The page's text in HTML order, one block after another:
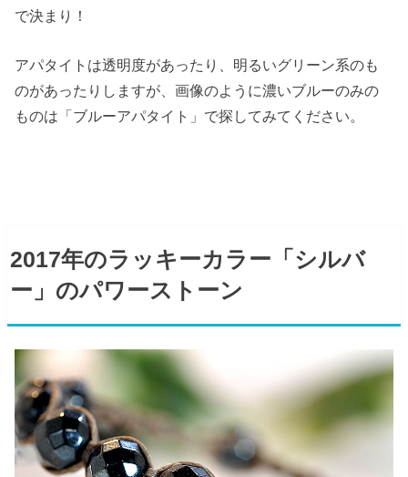
で決まり！
アパタイトは透明度があったり、明るいグリーン系のも
のがあったりしますが、画像のように濃いブルーのみの
ものは「ブルーアパタイト」で探してみてください。
2017年のラッキーカラー「シルバ
ー」のパワーストーン